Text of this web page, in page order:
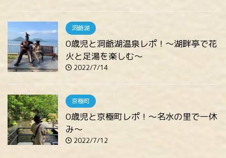
洞爺湖
0歳児と洞爺湖温泉レポ！～湖畔亭で花
火と足湯を楽しむ～
2022/7/14
京極町
0歳児と京極町レポ！～名水の里で一休
み～
2022/7/12